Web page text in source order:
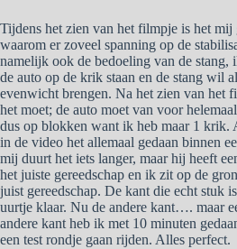
Tijdens het zien van het filmpje is het
waarom er zoveel spanning op de
namelijk ook de bedoeling van de stang,
de auto op de krik staan en de stang wil
evenwicht brengen. Na het zien van het
het moet; de auto moet van voor
dus op blokken want ik heb maar 1 krik.
in de video het allemaal gedaan binnen
mij duurt het iets langer, maar hij heeft
het juiste gereedschap en ik zit op de
juist gereedschap. De kant die echt stuk
uurtje klaar. Nu de andere kant…. maar
andere kant heb ik met 10 minuten
een test rondje gaan rijden. Alles perfect.